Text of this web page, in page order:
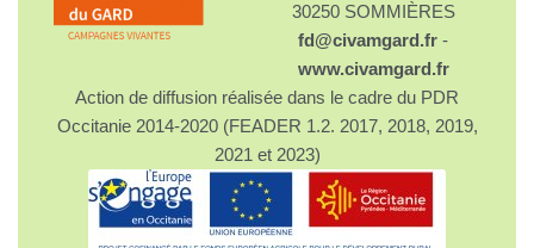
30250 SOMMIÈRES
fd@civamgard.fr -
www.civamgard.fr
Action de diffusion réalisée dans le cadre du PDR
Occitanie 2014-2020 (FEADER 1.2. 2017, 2018, 2019,
2021 et 2023)